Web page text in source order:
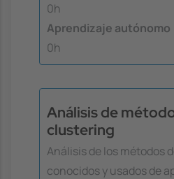
0h
Aprendizaje autónomo
0h
Análisis de
clustering
Análisis de los métodos
conocidos y usados de